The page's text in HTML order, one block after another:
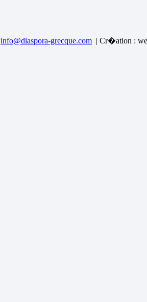
info@diaspora-grecque.com | Cr�ation :